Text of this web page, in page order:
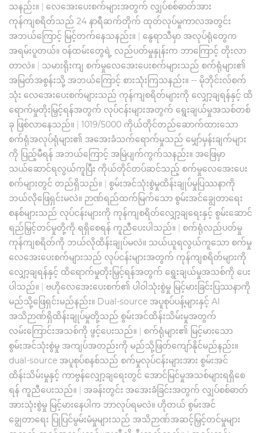
သနည်း။ | လေအေးပေးစက်များအတွက် လျှပ်စစ်ဓာတ်အား
ကုန်ကျစရိတ်သည် 24 နာရီဆက်တိုက် ထုတ်လုပ်မှုကာလအတွင်း
အဘယ်ကြောင့် မြင့်တက်နေသနည်း။ | နွေရာသီမှာ အလုပ်ရုံတွေက
အရမ်းပူတယ်။ ဝန်ထမ်းတွေရဲ့ လည်ပတ်မှုနှုန်းက ဘာကြောင့် တိုးလာ
တာလဲ။ | သမားရိုးကျ စက်မှုလေအေးပေးစက်များသည် စက်ရုံများ၏
အမြတ်အစွန်းသို့ အဘယ်ကြောင့် စားသုံးကြသနည်း။ -- မိုဘိုင်းလ်စက်
သုံး လေအေးပေးစက်များသည် ကုန်ကျစရိတ်များကို လျှော့ချရန်နှင့် ထိ
ရောက်မှုတိုးမြှင့်ရန်အတွက် လုပ်ငန်းများအတွက် ရွေးချယ်မှုအသစ်တစ်
ခု ဖြစ်လာနေသည်။ | 1019/5000 ကိုယ်တိုင်တည်ဆောက်ထားသော
စက်ရုံအလုပ်ရုံများ၏ အအေးခံသက်ရောက်မှုသည် မျှော်မှန်းချက်များ
ကို ပြည့်မီရန် အဘယ်ကြောင့် အမြဲပျက်ကွက်သနည်း။ အဖြေမှာ
သယ်ဆောင်ရလွယ်ကူပြီး ကိုယ်တိုင်တပ်ဆင်သည့် စက်မှုလေအေးပေး
စက်များတွင် တည်ရှိသည်။ | စွမ်းအင်သုံးစွဲမှုထိန်းချုပ်မှုပြဿနာကို
ဘယ်လိုဖြေရှင်းမလဲ။ ဉာဏ်ရည်ထက်မြက်သော စွမ်းအင်ချွေတာရေး
စနစ်များသည် လုပ်ငန်းများကို ကုန်ကျစရိတ်လျှော့ချရေးနှင့် စွမ်းဆောင်
ရည်မြှင့်တင်မှုတို့ကို ရရှိစေရန် ကူညီပေးပါသည်။ | စက်ရုံလည်ပတ်မှု
ကုန်ကျစရိတ်ကို ဘယ်လိုထိန်းချုပ်မလဲ။ သယ်ယူရလွယ်ကူသော စက်မှု
လေအေးပေးစက်များသည် လုပ်ငန်းများအတွက် ကုန်ကျစရိတ်များကို
လျှော့ချရန်နှင့် ထိရောက်မှုတိုးမြှင့်ရန်အတွက် ရွေးချယ်မှုအသစ်ကို ပေး
ပါသည်။ | ဗဟိုလေအေးပေးစက်၏ ပါဝါသုံးစွဲမှု မြင့်မားခြင်းပြဿနာကို
မည်သို့ဖြေရှင်းမည်နည်း။ Dual-source အပူစုပ်ပန့်များနှင့် AI
အသိဉာဏ်ရှိထိန်းချုပ်မှုတို့သည် စွမ်းအင်ထိန်းသိမ်းမှုအတွက်
လမ်းကြောင်းအသစ်ကို ဖွင့်ပေးသည်။ | စက်ရုံများ၏ မြင့်မားသော
စွမ်းအင်သုံးစွဲမှု အကျပ်အတည်းကို မည်သို့ဖြတ်ကျော်နိုင်မည်နည်း။
dual-source အပူစုပ်စနစ်သည် စက်မှုလုပ်ငန်းများအား စွမ်းအင်
ထိန်းသိမ်းမှုနှင့် ကာဗွန်လျှော့ချရေးတွင် အောင်မြင်မှုအသစ်များရရှိစေ
ရန် ကူညီပေးသည်။ | အခန်းတွင်း အအေးခံခြင်းအတွက် လျှပ်စစ်ဓာတ်
အားသုံးစွဲမှု မြင့်မားနေပါက ဘာလုပ်ရမလဲ။ ဟိုတယ် စွမ်းအင်
ချွေတာရေး ပြုပြင်မွမ်းမံမှုများသည် အသိဉာဏ်အဆင့်မြှင့်တင်မှုများ